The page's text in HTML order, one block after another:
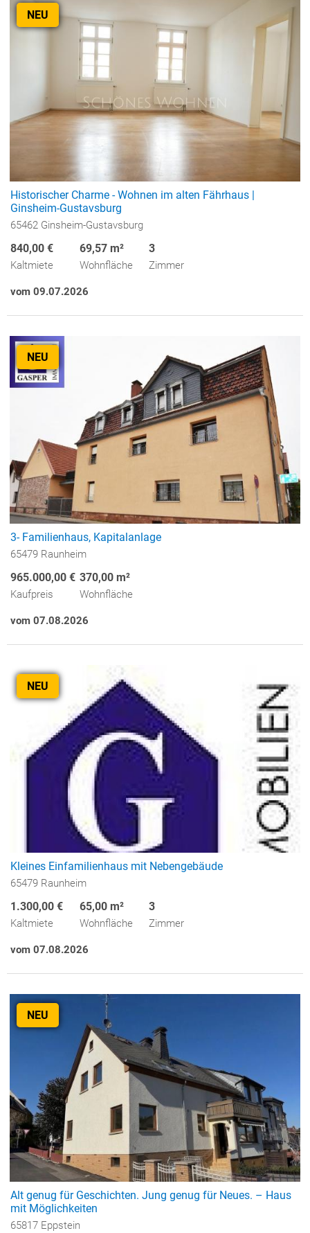
NEU
Historischer Charme - Wohnen im alten Fährhaus |
Ginsheim-Gustavsburg
65462 Ginsheim-Gustavsburg
840,00 €
Kaltmiete
69,57 m²
Wohnfläche
3
Zimmer
vom 09.07.2026
NEU
3- Familienhaus, Kapitalanlage
65479 Raunheim
965.000,00 €
Kaufpreis
370,00 m²
Wohnfläche
vom 07.08.2026
NEU
Kleines Einfamilienhaus mit Nebengebäude
65479 Raunheim
1.300,00 €
Kaltmiete
65,00 m²
Wohnfläche
3
Zimmer
vom 07.08.2026
NEU
Alt genug für Geschichten. Jung genug für Neues. – Haus
mit Möglichkeiten
65817 Eppstein